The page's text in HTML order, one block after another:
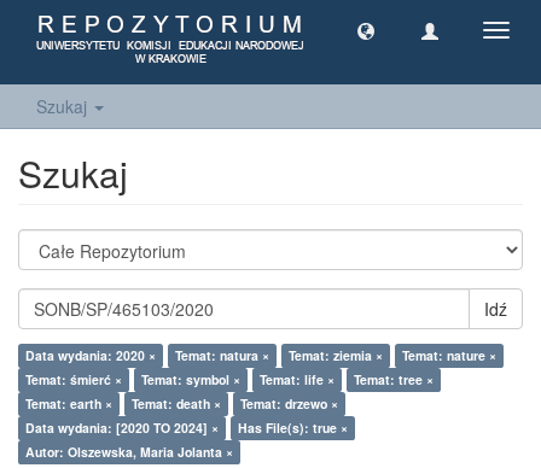
Szukaj
Szukaj
Idź
Data wydania: 2020 × Temat: natura × Temat: ziemia ×
Temat: nature ×
Temat: śmierć ×
Temat: symbol × Temat: life ×
Temat: tree ×
Temat: earth ×
Temat: death ×
Temat: drzewo ×
Data wydania: [2020 TO 2024] ×
Has File(s): true ×
Autor: Olszewska, Maria Jolanta ×